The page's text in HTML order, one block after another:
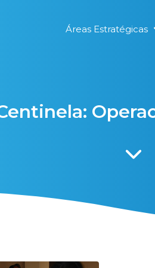
Áreas Estratégicas